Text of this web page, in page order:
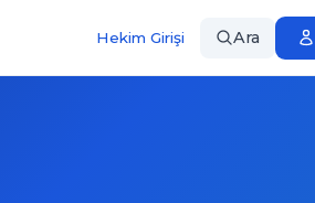
Hekim Girişi Ara